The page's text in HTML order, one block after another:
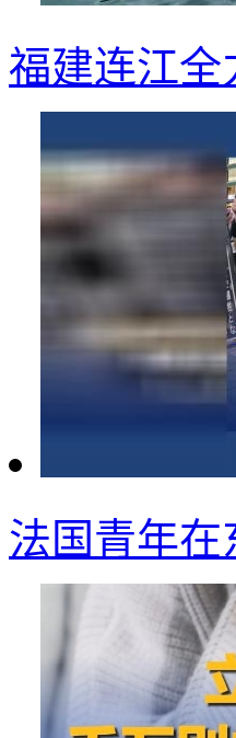
福建连江全
法国青年